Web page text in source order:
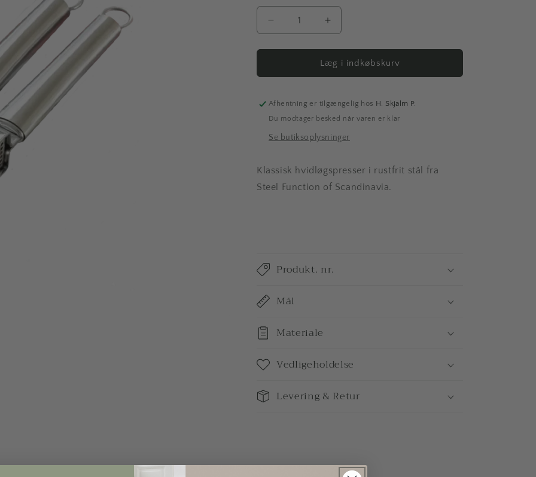
Reducer
antallet
for
Hvidløgspresser
Øg
antallet
for
Hvidløgspresser
Læg i indkøbskurv
Afhentning er tilgængelig hos H. Skjalm P.
Du modtager besked når varen er klar
Se butiksoplysninger
Klassisk hvidløgspresser i rustfrit stål fra
Steel Function of Scandinavia.
Produkt. nr.
Mål
Materiale
Vedligeholdelse
Levering & Retur